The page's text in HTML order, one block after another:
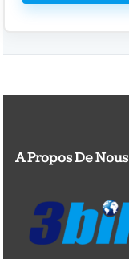
A Propos De Nous